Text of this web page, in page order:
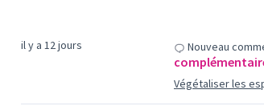
il y a 12 jours Nouveau
Végétaliser les